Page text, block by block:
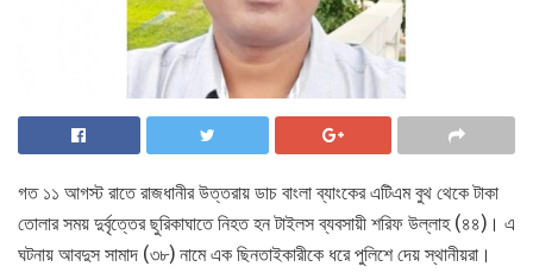
গত ১১ আগস্ট রাতে রাজধানীর উত্তরায় ডাচ বাংলা ব্যাংকের এটিএম বুথ থেকে টাকা
তোলার সময় দুর্বৃত্তের ছুরিকাঘাতে নিহত হন টাইলস ব্যবসায়ী শরিফ উল্লাহ (৪৪)। এ
ঘটনায় আবদুস সামাদ (৩৮) নামে এক ছিনতাইকারীকে ধরে পুলিশে দেয় স্থানীয়রা।